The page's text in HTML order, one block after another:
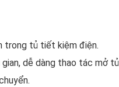
trong tủ tiết kiệm điện.
dễ dàng thao tác mở